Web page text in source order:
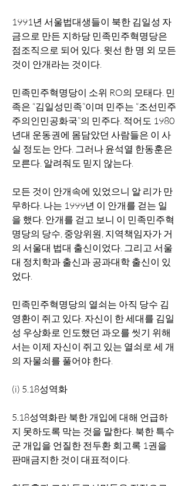
1991년 서울법대생들이 북한 김일성 자
금으로 만든 지하당 민족민주혁명당은
점조직으로 되어 있다. 윗선 한 명 외 모든
것이 안개라는 것이다.
민족민주혁명당이 소위 RO의 모태다. 민
족은 “김일성민족”이며 민주는 “조선민주
주의인민공화국”의 민주다. 적어도 1980
년대 운동권에 몸담았던 사람들은 이 사
실 정도는 안다. 그러나 윤석열 한동훈은
모른다. 알려줘도 믿지 않는다.
모든 것이 안개속에 있었으니 알 리가 만
무하다. 나는 1999년 이 안개를 걷는 일
을 했다. 안개를 걷고 보니 이 민족민주혁
명당의 당수, 중앙위원, 지역책임자가 거
의 서울대 법대 출신이었다. 그리고 서울
대 정치학과 출신과 공과대학 출신이 있
었다.
민족민주혁명당의 열쇠는 아직 당수 김
영환이 쥐고 있다. 자신이 한 세대를 김일
성 우상화로 인도했던 과오를 씻기 위해
서는 이제 자신이 쥐고 있는 열쇠로 세 개
의 자물쇠를 풀어야 한다.
(i) 5.18성역화
5.18성역화란 북한 개입에 대해 언급하
지 못하도록 막는 것을 말한다. 북한 특수
군 개입을 언질한 전두환 회고록 1권을
판매금지한 것이 대표적이다.